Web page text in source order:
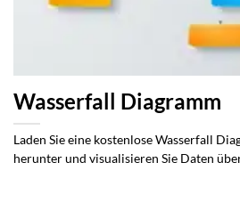
Wasserfall Diagramm
Laden Sie eine kostenlose Wasserfall
herunter und visualisieren Sie Daten